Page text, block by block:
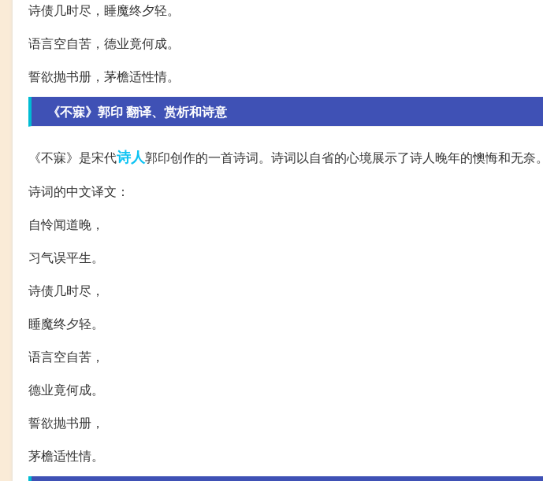
诗债几时尽，睡魔终夕轻。
语言空自苦，德业竟何成。
誓欲抛书册，茅檐适性情。
《不寐》郭印 翻译、赏析和诗意
《不寐》是宋代诗人郭印创作的一首诗词。诗词以自省的心境展示了诗人晚年的懊悔和无奈。
诗词的中文译文：
自怜闻道晚，
习气误平生。
诗债几时尽，
睡魔终夕轻。
语言空自苦，
德业竟何成。
誓欲抛书册，
茅檐适性情。